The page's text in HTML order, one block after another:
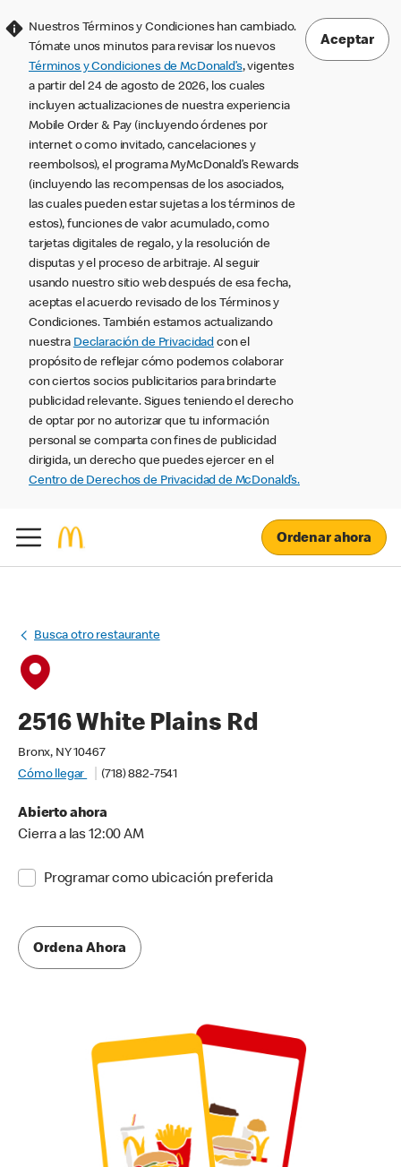
Nuestros Términos y Condiciones han cambiado.
Tómate unos minutos para revisar los nuevos
Términos y Condiciones de McDonald’s, vigentes
a partir del 24 de agosto de 2026, los cuales
incluyen actualizaciones de nuestra experiencia
Mobile Order & Pay (incluyendo órdenes por
internet o como invitado, cancelaciones y
reembolsos), el programa MyMcDonald’s Rewards
(incluyendo las recompensas de los asociados,
las cuales pueden estar sujetas a los términos de
estos), funciones de valor acumulado, como
tarjetas digitales de regalo, y la resolución de
disputas y el proceso de arbitraje. Al seguir
usando nuestro sitio web después de esa fecha,
aceptas el acuerdo revisado de los Términos y
Condiciones. También estamos actualizando
nuestra Declaración de Privacidad con el
propósito de reflejar cómo podemos colaborar
con ciertos socios publicitarios para brindarte
publicidad relevante. Sigues teniendo el derecho
de optar por no autorizar que tu información
personal se comparta con fines de publicidad
dirigida, un derecho que puedes ejercer en el
Centro de Derechos de Privacidad de McDonald’s.
Aceptar
Ordenar ahora
Busca otro restaurante
2516 White Plains Rd
Bronx, NY 10467
Cómo llegar
(718) 882-7541
Abierto ahora
Cierra a las 12:00 AM
Programar como ubicación preferida
Ordena Ahora